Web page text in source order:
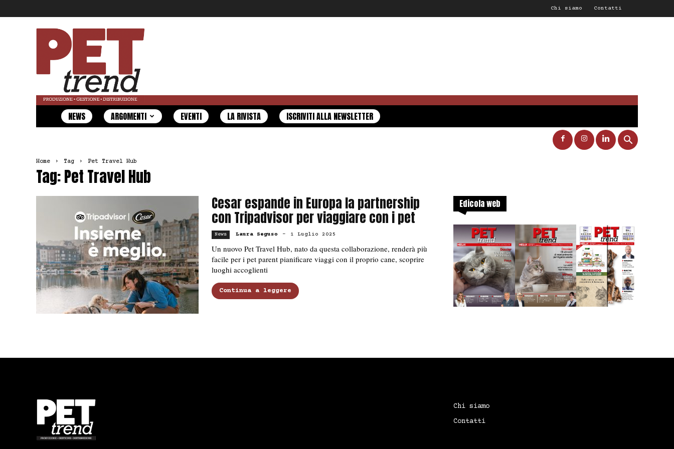
Chi siamo Contatti
Pet
Trend
NEWS ARGOMENTI EVENTI LA RIVISTA ISCRIVITI ALLA NEWSLETTER
Home Tag Pet Travel Hub
Tag: Pet Travel Hub
Cesar espande in Europa la partnership
con Tripadvisor per viaggiare con i pet
News Laura Seguso - 1 Luglio 2025
Un nuovo Pet Travel Hub, nato da questa collaborazione, renderà più
facile per i pet parent pianificare viaggi con il proprio cane, scoprire
luoghi accoglienti
Continua a leggere
Edicola web
Chi siamo
Contatti